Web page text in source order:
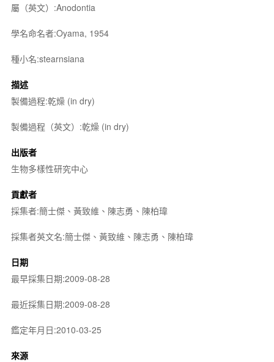
屬（英文）:Anodontia
學名命名者:Oyama, 1954
種小名:stearnsiana
描述
製備過程:乾燥 (in dry)
製備過程（英文）:乾燥 (in dry)
出版者
生物多樣性研究中心
貢獻者
採集者:簡士傑、黃致維、陳志勇、陳柏瑋
採集者英文名:簡士傑、黃致維、陳志勇、陳柏瑋
日期
最早採集日期:2009-08-28
最近採集日期:2009-08-28
鑑定年月日:2010-03-25
來源